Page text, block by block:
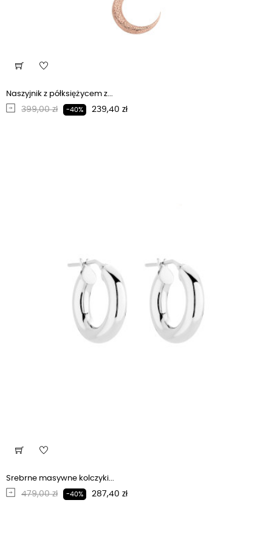
Naszyjnik z półksiężycem z...
Regularna cena
399,00 zł -40% Cena
239,40 zł
Srebrne masywne kolczyki...
Regularna cena
479,00 zł -40% Cena
287,40 zł